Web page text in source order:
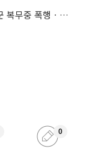
남경필 아들 이번엔 마약투약… 3년 전 군 복무중 폭행ㆍ성추행 어땠길래
0